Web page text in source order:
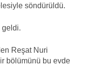
söndürüldü.
geldi.
Reşat Nuri
bölümünü bu evde